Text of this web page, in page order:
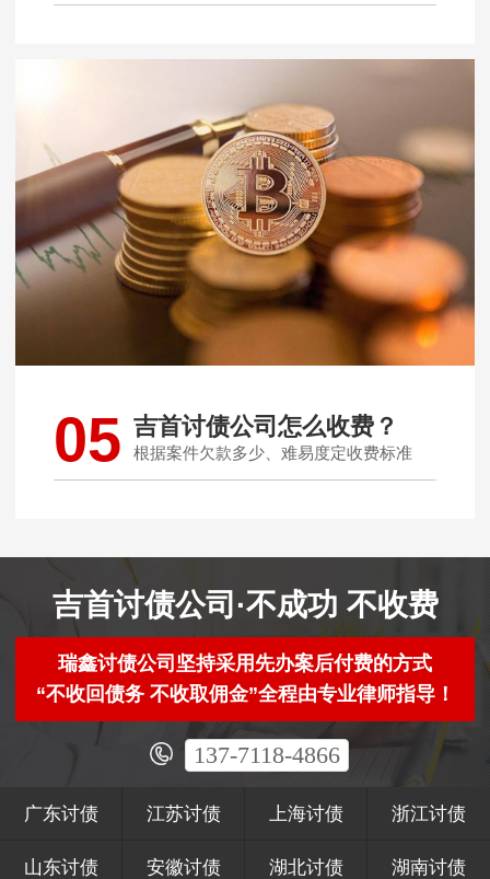
05 吉首讨债公司怎么收费？
根据案件欠款多少、难易度定收费标准
吉首讨债公司·不成功 不收费
瑞鑫讨债公司坚持采用先办案后付费的方式
“不收回债务 不收取佣金”全程由专业律师指导！
137-7118-4866
广东讨债 江苏讨债 上海讨债 浙江讨债
山东讨债 安徽讨债 湖北讨债 湖南讨债